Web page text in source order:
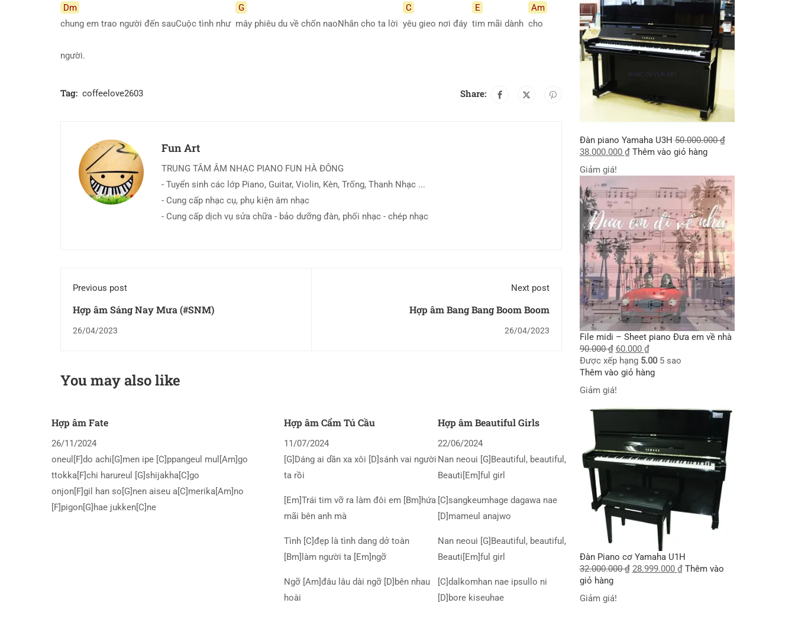
Dm
chung em trao người đến sauCuộc tình như
G
mây phiêu du về chốn naoNhắn cho ta lời
C
yêu gieo nơi đáy
E
tim mãi dành
Am
cho
người.
Tag: coffeelove2603 Share:
Fun Art
TRUNG TÂM ÂM NHẠC PIANO FUN HÀ ĐÔNG
- Tuyển sinh các lớp Piano, Guitar, Violin, Kèn, Trống, Thanh Nhạc ...
- Cung cấp nhạc cụ, phụ kiện âm nhạc
- Cung cấp dịch vụ sửa chữa - bảo dưỡng đàn, phối nhạc - chép nhạc
Previous post
Hợp âm Sáng Nay Mưa (#SNM)
26/04/2023
Next post
Hợp âm Bang Bang Boom Boom
26/04/2023
You may also like
Hợp âm Fate
26/11/2024
oneul[F]do achi[G]men ipe [C]ppangeul mul[Am]go
ttokka[F]chi harureul [G]shijakha[C]go
onjon[F]gil han so[G]nen aiseu a[C]merika[Am]no
[F]pigon[G]hae jukken[C]ne
Hợp âm Cẩm Tú Cầu
11/07/2024
[G]Dáng ai dần xa xôi [D]sánh vai người
ta rồi
[Em]Trái tim vỡ ra làm đôi em [Bm]hứa
mãi bên anh mà
Tình [C]đẹp là tình dang dở toàn
[Bm]làm người ta [Em]ngỡ
Ngỡ [Am]đâu lâu dài ngỡ [D]bên nhau
hoài
Hợp âm Beautiful Girls
22/06/2024
Nan neoui [G]Beautiful, beautiful,
Beauti[Em]ful girl
[C]sangkeumhage dagawa nae
[D]mameul anajwo
Nan neoui [G]Beautiful, beautiful,
Beauti[Em]ful girl
[C]dalkomhan nae ipsullo ni
[D]bore kiseuhae
Đàn piano Yamaha U3H 50.000.000₫
38.000.000 ₫ Thêm vào giỏ hàng
Giảm giá!
File midi – Sheet piano Đưa em về nhà
90.000₫ 60.000 ₫
Được xếp hạng 5.005 sao
Thêm vào giỏ hàng
Giảm giá!
Đàn Piano cơ Yamaha U1H
32.000.000₫ 28.999.000 ₫ Thêm vào
giỏ hàng
Giảm giá!